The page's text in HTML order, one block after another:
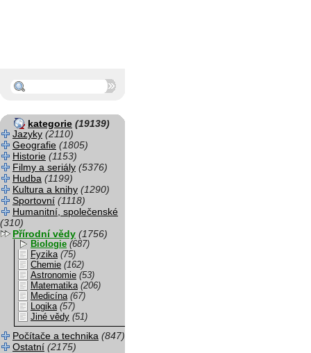
kategorie (19139)
Jazyky (2110)
Geografie (1805)
Historie (1153)
Filmy a seriály (5376)
Hudba (1199)
Kultura a knihy (1290)
Sportovní (1118)
Humanitní, společenské
(310)
Přírodní vědy (1756)
Biologie (687)
Fyzika (75)
Chemie (162)
Astronomie (53)
Matematika (206)
Medicína (67)
Logika (57)
Jiné vědy (51)
Počítače a technika (847)
Ostatní (2175)